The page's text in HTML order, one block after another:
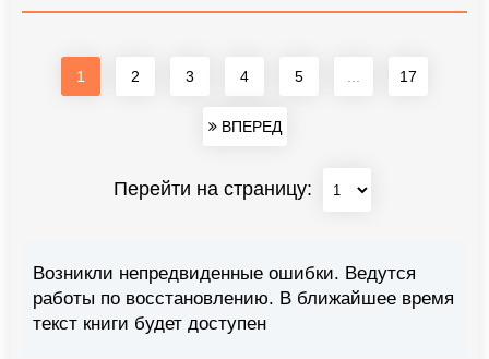
1 2 3 4 5 17
ВПЕРЕД
Перейти на страницу:
Возникли непредвиденные ошибки. Ведутся
работы по восстановлению. В ближайшее время
текст книги будет доступен